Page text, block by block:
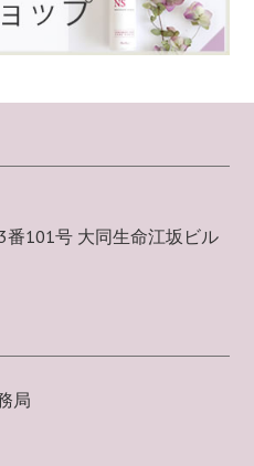
101号 大同生命江坂ビル
局